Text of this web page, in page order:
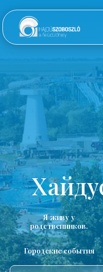
Я живу у
родственников.
Городские события